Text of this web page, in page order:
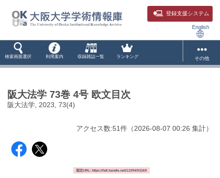
登録支援システム
English
検索画面選択 利用案内 収録雑誌一覧 ランキング その他
阪大法学 73巻 4号 欧文目次
阪大法学, 2023, 73(4)
アクセス数:51件 （2026-08-07 00:26 集計）
固定URL: https://hdl.handle.net/11094/93269